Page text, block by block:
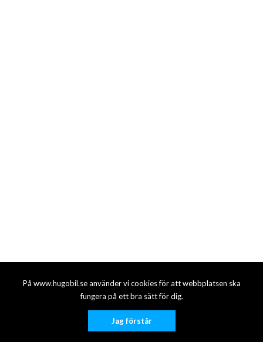
På www.hugobil.se använder vi cookies för att webbplatsen ska
fungera på ett bra sätt för dig.
Jag förstår